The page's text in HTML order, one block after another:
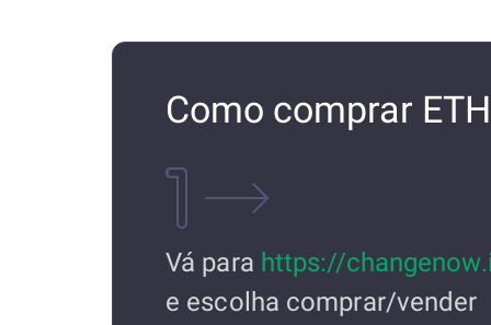
Como comprar
Vá para https://
e escolha comprar/vender